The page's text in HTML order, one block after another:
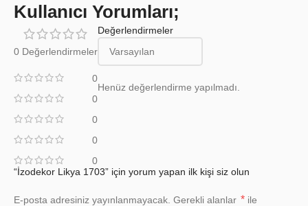
Kullanıcı Yorumları;
0 Değerlendirmeler
0
0
0
0
0
Değerlendirmeler
Henüz değerlendirme yapılmadı.
“İzodekor Likya 1703” için yorum yapan ilk kişi siz olun
E-posta adresiniz yayınlanmayacak. Gerekli alanlar * ile